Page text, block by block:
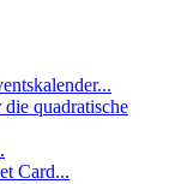
quadratische
Card...